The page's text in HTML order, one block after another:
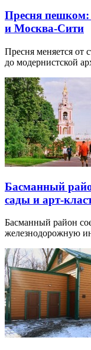
Пресня пешком:
и Москва-Сити
Пресня меняется от
до модернистской
Басманный
сады и арт-
Басманный район
железнодорожную